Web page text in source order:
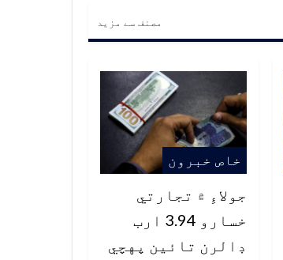
مصنف سے مزید
خاص خبرون
جولاءِ ۾ تجارتي
خسارو 3.94 ارب
ڊالرن تائين پهچي